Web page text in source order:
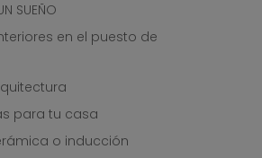
SUEÑO
en el puesto de
para tu casa
o inducción